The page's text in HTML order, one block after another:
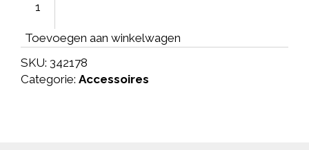
Toevoegen aan winkelwagen
SKU: 342178
Categorie: Accessoires